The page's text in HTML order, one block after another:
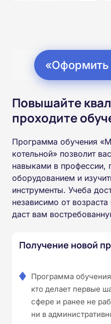
«Оформить
Повышайте
проходите
Программа обучения
котельной» позволит
навыками в профессии,
оборудованием и
инструменты. Учеба
независимо от
даст вам
Получение новой
Программа
кто делает первые
сфере и ранее не
ни в